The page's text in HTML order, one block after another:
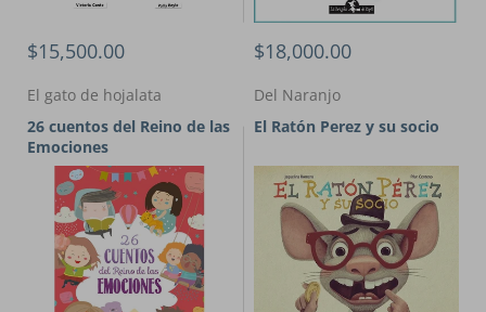
$15,500.00 $18,000.00
El gato de hojalata
26 cuentos del Reino de las
Emociones
Del Naranjo
El Ratón Perez y su socio